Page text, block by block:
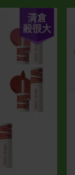
清倉
殺很大